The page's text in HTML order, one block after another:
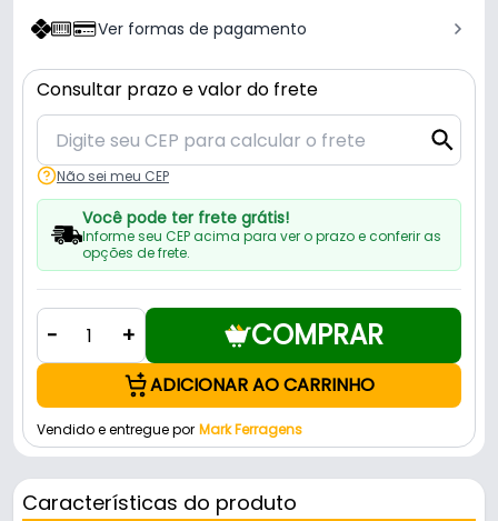
Ver formas de pagamento
Consultar prazo e valor do frete
Não sei meu CEP
Você pode ter frete grátis!
Informe seu CEP acima para ver o prazo e conferir as
opções de frete.
- + COMPRAR
ADICIONAR AO CARRINHO
Vendido e entregue por Mark Ferragens
Características do produto